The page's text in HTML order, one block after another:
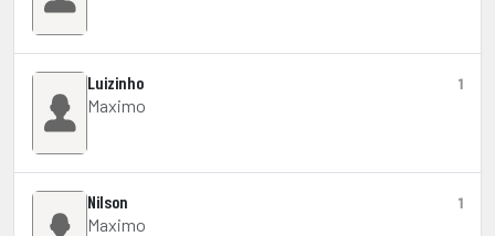
Luizinho
Maximo
1
Nilson
Maximo
1